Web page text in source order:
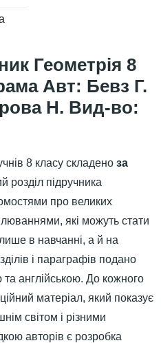
Геометрія 8
Авт: Бевз Г.
Н. Вид-во:
8 класу складено за
розділ підручника
про великих
які можуть стати
в навчанні, а й на
і параграфів подано
англійською. До кожного
матеріал, який показує
світом і різними
авторів є розробка